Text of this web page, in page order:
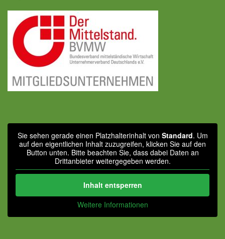
Sie sehen gerade einen Platzhalterinhalt von Standard. Um
auf den eigentlichen Inhalt zuzugreifen, klicken Sie auf den
Button unten. Bitte beachten Sie, dass dabei Daten an
Drittanbieter weitergegeben werden.
Inhalt entsperren
Weitere Informationen